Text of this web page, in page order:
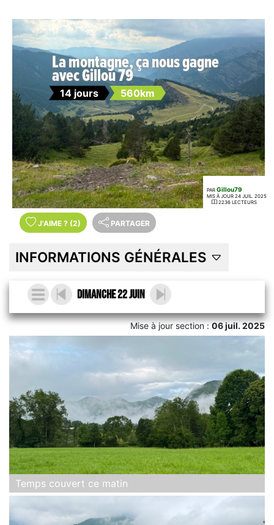
La montagne, ça nous gagne
avec Gillou 79
14 jours 560km
PAR Gillou79
MIS À JOUR 24 JUIL. 2025
2236 LECTEURS
J'AIME ? (2) PARTAGER
INFORMATIONS GÉNÉRALES
Dimanche 22 Juin
Mise à jour section :06 juil. 2025
Temps couvert ce matin